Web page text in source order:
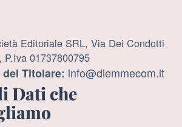
Editoriale SRL, Via Dei Condotti
01737800795
Titolare: info@diemmecom.it
Dati che